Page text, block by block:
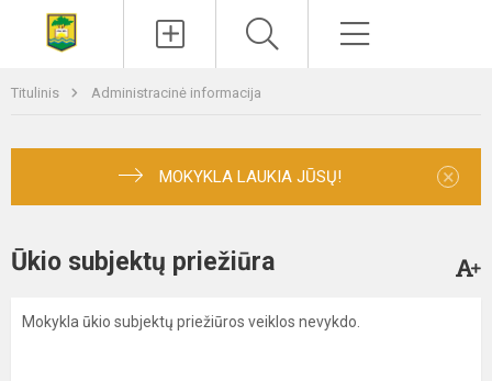
Titulinis Administracinė informacija
MOKYKLA LAUKIA JŪSŲ! ×
Ūkio subjektų priežiūra
Mokykla ūkio subjektų priežiūros veiklos nevykdo.